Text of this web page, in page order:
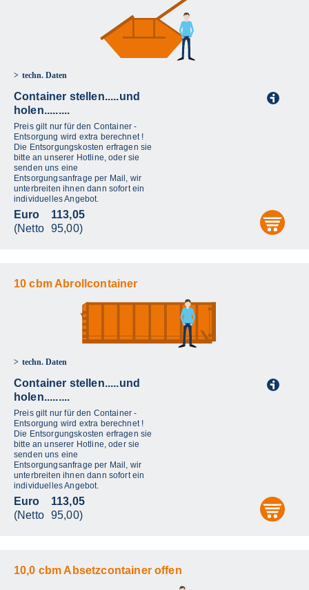
techn. Daten
Container stellen.....und
holen.........
Preis gilt nur für den Container -
Entsorgung wird extra berechnet !
Die Entsorgungskosten erfragen sie
bitte an unserer Hotline, oder sie
senden uns eine
Entsorgungsanfrage per Mail, wir
unterbreiten ihnen dann sofort ein
individuelles Angebot.
Euro
(Netto
113,05
95,00)
10 cbm Abrollcontainer
techn. Daten
Container stellen.....und
holen.........
Preis gilt nur für den Container -
Entsorgung wird extra berechnet !
Die Entsorgungskosten erfragen sie
bitte an unserer Hotline, oder sie
senden uns eine
Entsorgungsanfrage per Mail, wir
unterbreiten ihnen dann sofort ein
individuelles Angebot.
Euro
(Netto
113,05
95,00)
10,0 cbm Absetzcontainer offen